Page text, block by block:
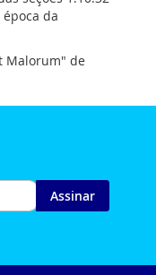
da
Malorum" de
Assinar